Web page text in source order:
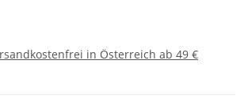
in Österreich ab 49 €